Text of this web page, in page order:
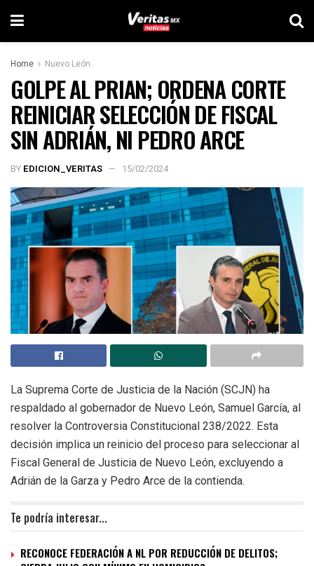
Home Nuevo León
GOLPE AL PRIAN; ORDENA CORTE
REINICIAR SELECCIÓN DE FISCAL
SIN ADRIÁN, NI PEDRO ARCE
BY EDICION_VERITAS 15/02/2024
La Suprema Corte de Justicia de la Nación (SCJN) ha
respaldado al gobernador de Nuevo León, Samuel García, al
resolver la Controversia Constitucional 238/2022. Esta
decisión implica un reinicio del proceso para seleccionar al
Fiscal General de Justicia de Nuevo León, excluyendo a
Adrián de la Garza y Pedro Arce de la contienda.
Te podría interesar...
RECONOCE FEDERACIÓN A NL POR REDUCCIÓN DE DELITOS;